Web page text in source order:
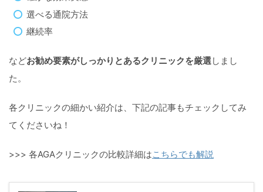
選べる通院方法
継続率
などお勧め要素がしっかりとあるクリニックを厳選しまし
た。
各クリニックの細かい紹介は、下記の記事もチェックしてみ
てくださいね！
>>> 各AGAクリニックの比較詳細はこちらでも解説